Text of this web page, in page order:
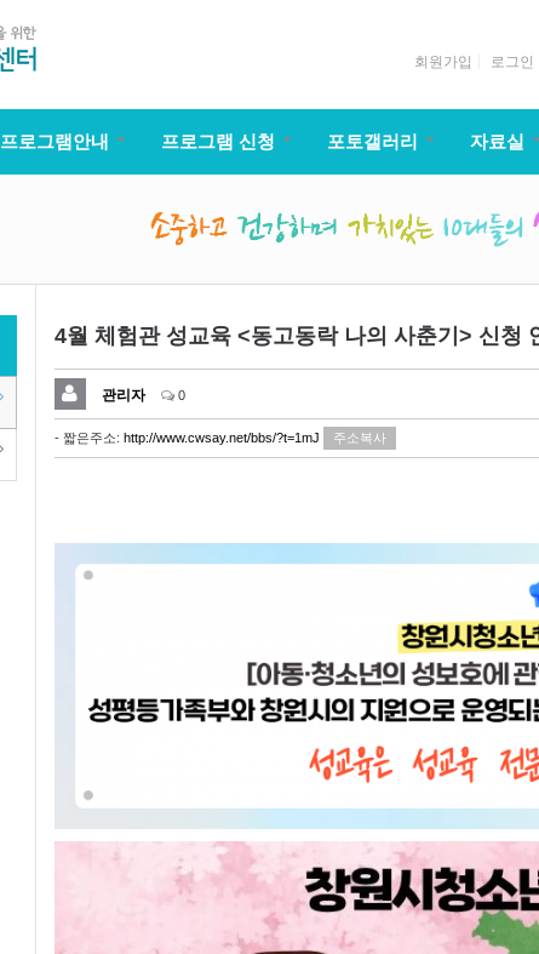
회원가입 로그인
프로그램안내 프로그램 신청 포토갤러리 자료실
4월 체험관 성교육 <동고동락 나의 사춘기> 신청
관리자 0
- 짧은주소: http://www.cwsay.net/bbs/?t=1mJ 주소복사